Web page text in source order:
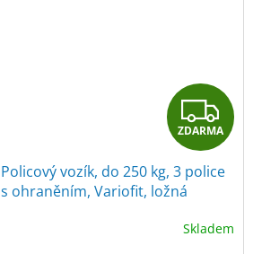
Z
D
A
R
ZDARMA
Policový vozík, do 250 kg, 3 police
s ohraněním, Variofit, ložná
Skladem